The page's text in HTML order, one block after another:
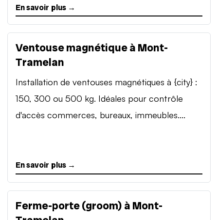
En savoir plus →
Ventouse magnétique à Mont-
Tramelan
Installation de ventouses magnétiques à {city} :
150, 300 ou 500 kg. Idéales pour contrôle
d'accès commerces, bureaux, immeubles....
En savoir plus →
Ferme-porte (groom) à Mont-